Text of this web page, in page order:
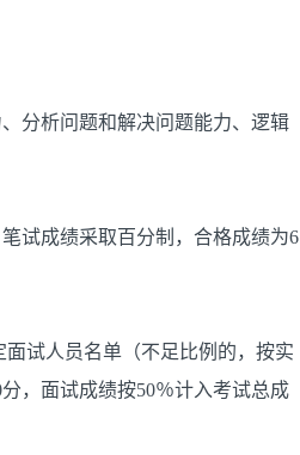
分析问题和解决问题能力、逻辑
试成绩采取百分制，合格成绩为6
试人员名单（不足比例的，按实
，面试成绩按50％计入考试总成